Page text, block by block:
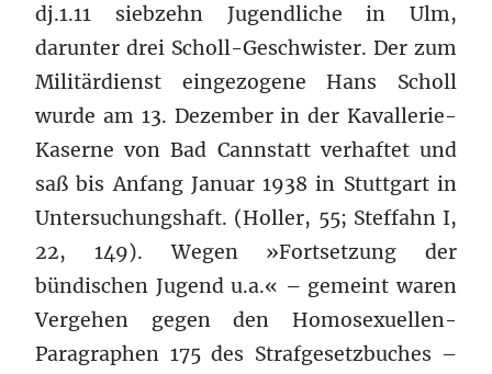
dj.1.11 siebzehn Jugendliche in Ulm,
darunter drei Scholl-Geschwister. Der zum
Militärdienst eingezogene Hans Scholl
wurde am 13. Dezember in der Kavallerie-
Kaserne von Bad Cannstatt verhaftet und
saß bis Anfang Januar 1938 in Stuttgart in
Untersuchungshaft. (Holler, 55; Steffahn I,
22, 149). Wegen »Fortsetzung der
bündischen Jugend u.a.« – gemeint waren
Vergehen gegen den Homosexuellen-
Paragraphen 175 des Strafgesetzbuches –